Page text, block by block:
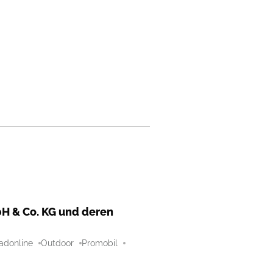
& Co. KG und deren
Outdoor Promobil